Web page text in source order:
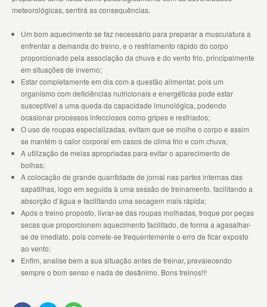
meteorológicas, sentirá as consequências.
Um bom aquecimento se faz necessário para preparar a musculatura a
enfrentar a demanda do treino, e o resfriamento rápido do corpo
proporcionado pela associação da chuva e do vento frio, principalmente
em situações de inverno;
Estar completamente em dia com a questão alimentar, pois um
organismo com deficiências nutricionais e energéticas pode estar
susceptível a uma queda da capacidade imunológica, podendo
ocasionar processos infecciosos como gripes e resfriados;
O uso de roupas especializadas, evitam que se molhe o corpo e assim
se mantém o calor corporal em casos de clima frio e com chuva;
A utilização de meias apropriadas para evitar o aparecimento de
bolhas;
A colocação de grande quantidade de jornal nas partes internas das
sapatilhas, logo em seguida à uma sessão de treinamento, facilitando a
absorção d’água e facilitando uma secagem mais rápida;
Após o treino proposto, livrar-se das roupas molhadas, troque por peças
secas que proporcionem aquecimento facilitado, de forma a agasalhar-
se de imediato, pois comete-se frequentemente o erro de ficar exposto
ao vento;
Enfim, analise bem a sua situação antes de treinar, prevalecendo
sempre o bom senso e nada de desânimo. Bons treinos!!!